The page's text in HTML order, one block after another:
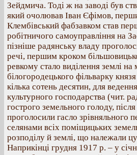
Зейдмича. Тоді ж на заводі був
який очолював Іван Єфімов,
Клембівський фабзавком став
робітничого самоуправління на
пізніше радянську владу
речі, першим кроком
ревкому стало виділення землі на
білогородецького фільварку
кілька сотень десятин, для
культурного господарства (чит.
гострого земельного голоду,
проголосили гасло зрівняльного
селянами всіх поміщицьких
розподілу й землі, що належали
Наприкінці грудня 1917 р. – у